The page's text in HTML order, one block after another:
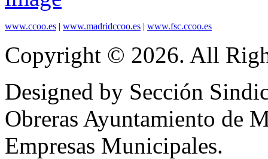
www.ccoo.es | www.madridccoo.es | www.fsc.ccoo.es
Copyright © 2026. All
Designed by Sección
Obreras Ayuntamiento de
Empresas Municipales.